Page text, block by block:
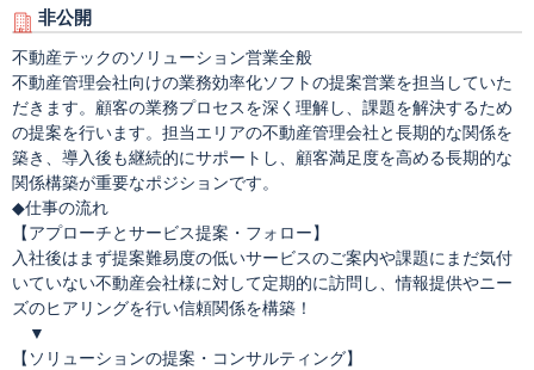
非公開
不動産テックのソリューション営業全般
不動産管理会社向けの業務効率化ソフトの提案営業を担当していた
だきます。顧客の業務プロセスを深く理解し、課題を解決するため
の提案を行います。担当エリアの不動産管理会社と長期的な関係を
築き、導入後も継続的にサポートし、顧客満足度を高める長期的な
関係構築が重要なポジションです。
◆仕事の流れ
【アプローチとサービス提案・フォロー】
入社後はまず提案難易度の低いサービスのご案内や課題にまだ気付
いていない不動産会社様に対して定期的に訪問し、情報提供やニー
ズのヒアリングを行い信頼関係を構築！
▼
【ソリューションの提案・コンサルティング】